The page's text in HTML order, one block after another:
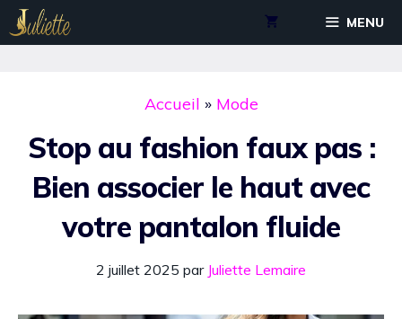
Aller
au
MENU
Accueil » Mode
Stop au fashion faux pas :
Bien associer le haut avec
votre pantalon fluide
2 juillet 2025 par Juliette Lemaire